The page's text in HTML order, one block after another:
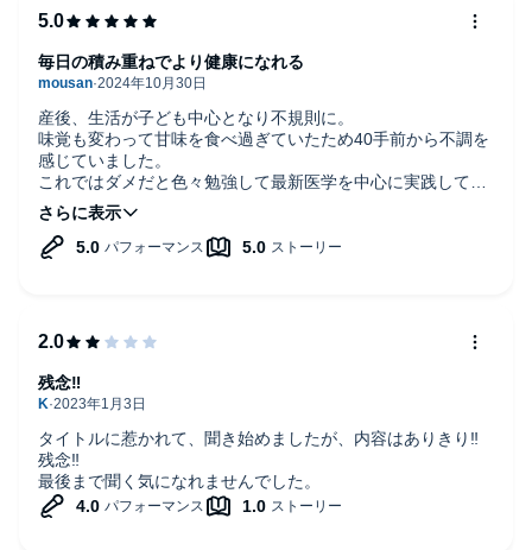
産後、生活が子ども中心となり不規則に。
味覚も変わって甘味を食べ過ぎていたため40手前から不調を
感じていました。
これではダメだと色々勉強して最新医学を中心に実践して数
年、以前より改善したものの更年期にも入り、他にも出来る
ことがないかと聴いたのがこちらの本。
「養生」でもっと健やかになれそうです。
毎日の積み重ねでより健康になれる
タイトルに惹かれて、聞き始めましたが、内容はありきり‼︎
残念‼︎
最後まで聞く気になれませんでした。
残念‼︎